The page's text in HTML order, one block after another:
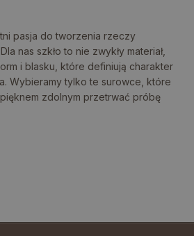
pasja do tworzenia rzeczy
nas szkło to nie zwykły materiał,
i blasku, które definiują charakter
Wybieramy tylko te surowce, które
zdolnym przetrwać próbę